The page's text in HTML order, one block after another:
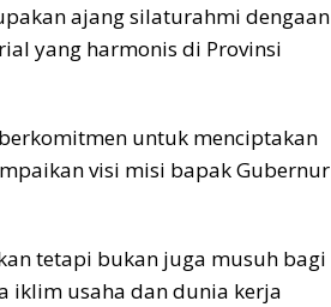
ajang silaturahmi dengaan
yang harmonis di Provinsi
untuk menciptakan
visi misi bapak Gubernur
tetapi bukan juga musuh bagi
iklim usaha dan dunia kerja